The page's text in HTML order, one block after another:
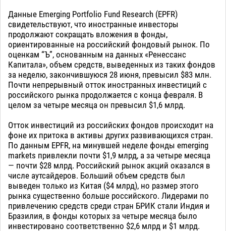
Данные Emerging Portfolio Fund Research (EPFR)
свидетельствуют, что иностранные инвесторы
продолжают сокращать вложения в фонды,
ориентированные на российский фондовый рынок. По
оценкам “Ъ”, основанным на данных «Ренессанс
Капитала», объем средств, выведенных из таких фондов
за неделю, закончившуюся 28 июня, превысил $83 млн.
Почти непрерывный отток иностранных инвестиций с
российского рынка продолжается с конца февраля. В
целом за четыре месяца он превысил $1,6 млрд.
Отток инвестиций из российских фондов происходит на
фоне их притока в активы других развивающихся стран.
По данным EPFR, на минувшей неделе фонды emerging
markets привлекли почти $1,9 млрд, а за четыре месяца
— почти $28 млрд. Российский рынок акций оказался в
числе аутсайдеров. Больший объем средств был
выведен только из Китая ($4 млрд), но размер этого
рынка существенно больше российского. Лидерами по
привлечению средств среди стран БРИК стали Индия и
Бразилия, в фонды которых за четыре месяца было
инвестировано соответственно $2,6 млрд и $1 млрд.